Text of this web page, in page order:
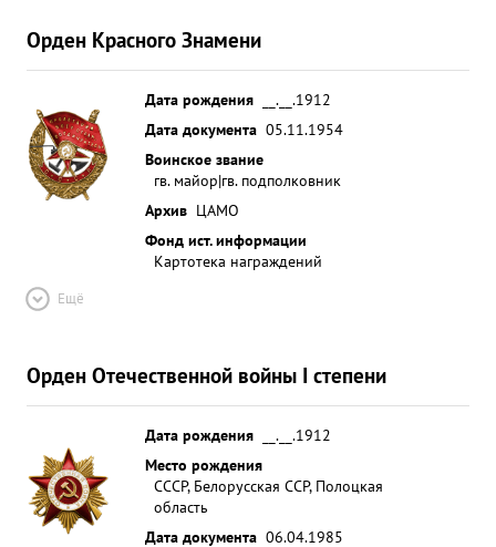
Орден Красного Знамени
Дата рождения
__.__.1912
Дата документа 05.11.1954
Воинское звание
гв. майор|гв. подполковник
Архив ЦАМО
Фонд ист. информации
Картотека награждений
Ещё
Орден Отечественной войны I степени
Дата рождения
__.__.1912
Место рождения
СССР, Белорусская ССР, Полоцкая
область
Дата документа 06.04.1985